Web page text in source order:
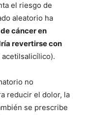
el riesgo de
aleatorio ha
cáncer en
revertirse con
acetilsalicílico).
no
reducir el dolor, la
se prescribe